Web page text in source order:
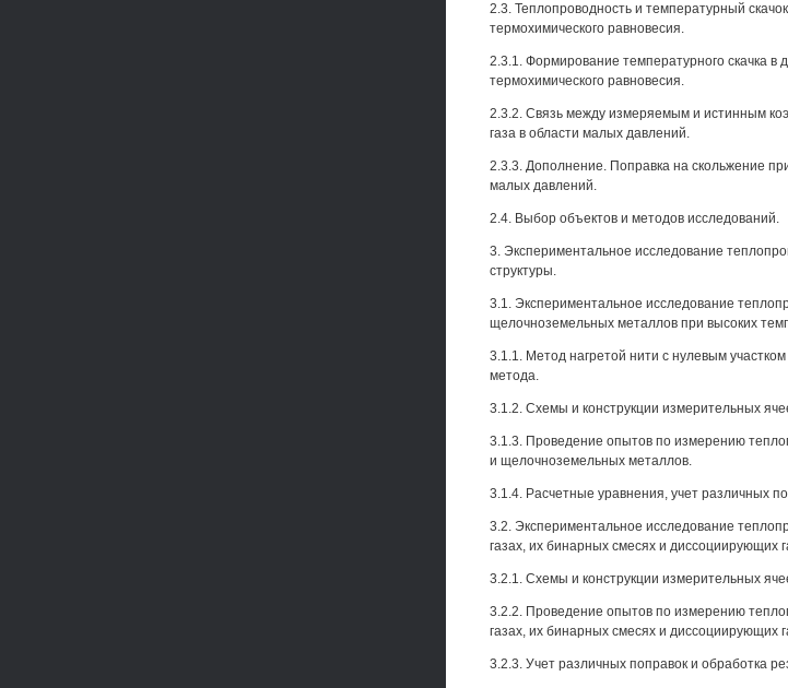
2.3. Теплопроводность и температурный
термохимического равновесия.
2.3.1. Формирование температурного скачка
термохимического равновесия.
2.3.2. Связь между измеряемым и истинным
газа в области малых давлений.
2.3.3. Дополнение. Поправка на скольжение
малых давлений.
2.4. Выбор объектов и методов исследований.
3. Экспериментальное исследование
структуры.
3.1. Экспериментальное исследование
щелочноземельных металлов при высоких
3.1.1. Метод нагретой нити с нулевым
метода.
3.1.2. Схемы и конструкции измерительных
3.1.3. Проведение опытов по измерению
и щелочноземельных металлов.
3.1.4. Расчетные уравнения, учет различных
3.2. Экспериментальное исследование
газах, их бинарных смесях и диссоциирующих
3.2.1. Схемы и конструкции измерительных
3.2.2. Проведение опытов по измерению
газах, их бинарных смесях и диссоциирующих
3.2.3. Учет различных поправок и обработка